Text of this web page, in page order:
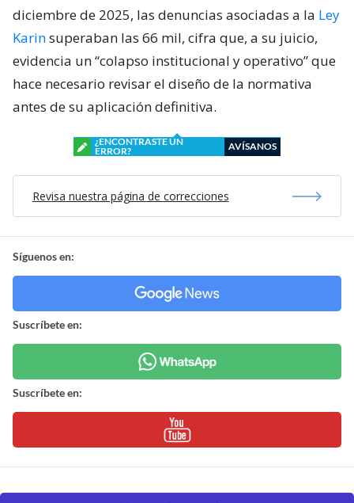
diciembre de 2025, las denuncias asociadas a la Ley
Karinsuperaban las 66 mil, cifra que, a su juicio,
evidencia un “colapso institucional y operativo” que
hace necesario revisar el diseño de la normativa
antes de su aplicación definitiva.
¿ENCONTRASTE UN
ERROR?
AVÍSANOS
Revisa nuestra página de correcciones
Síguenos en:
Suscríbete en:
Suscríbete en: